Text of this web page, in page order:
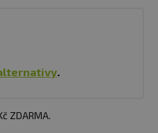
.
ZDARMA.